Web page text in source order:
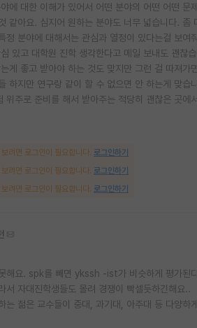
에 대한 이해가 있어서 어떤 분야의 어떤 어떤
같아요. 심지어 원하는 분야도 너무 넓습니다.
정 분야에 대해서는 관심과 열정이 있다는걸 보
있고 대학원 진학 생각한다고 메일 보내도 괜찮
게 좋고 받아야 하는 것도 맞지만 그런 걸 따져
하지만 연구랑 같이 할 수 없으면 안 하는게 맞습니
위주로 준비를 해서 받아주는 적당히 괜찮은 곳에
려면 로그인이 필요합니다. 로그인하기
려면 로그인이 필요합니다. 로그인하기
려면 로그인이 필요합니다. 로그인하기
해요. spk를 빼면 ykssh -ist가 비슷하게 평가된
서 자대진학생들도 몰려 경쟁이 빡셀듯하긴해요..
는 젊은 교수들이 중대, 과기대, 아주대 등 다양